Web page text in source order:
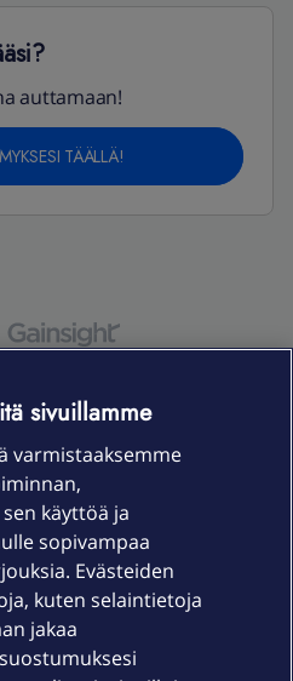
auttamaan!
TÄÄLLÄ!
sivuillamme
varmistaaksemme
käyttöä ja
sopivampaa
Evästeiden
kuten selaintietoja
jakaa